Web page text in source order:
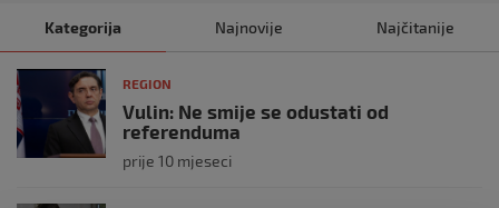
Kategorija Najnovije Najčitanije
REGION
Vulin: Ne smije se odustati od
referenduma
prije 10 mjeseci